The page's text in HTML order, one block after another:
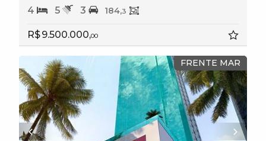
4 5 3 184,3
R$ 9.500.000,00
FRENTE MAR